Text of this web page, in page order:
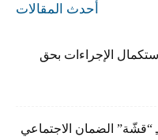
أحدث المقالات
الإجراءات بحق
“قشّة” الضمان الاجتماعي